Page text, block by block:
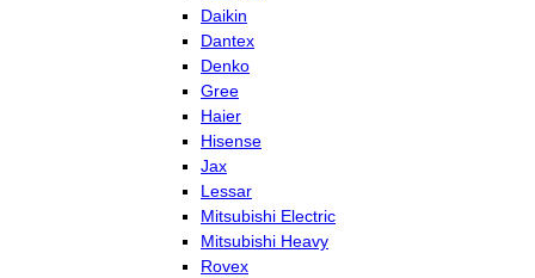
Daikin
Dantex
Denko
Gree
Haier
Hisense
Jax
Lessar
Mitsubishi Electric
Mitsubishi Heavy
Rovex